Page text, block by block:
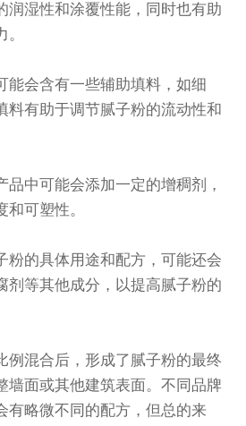
润湿性和涂覆性能，同时也有助
能会含有一些辅助填料，如细
料有助于调节腻子粉的流动性和
品中可能会添加一定的增稠剂，
和可塑性。
粉的具体用途和配方，可能还会
剂等其他成分，以提高腻子粉的
例混合后，形成了腻子粉的最终
墙面或其他建筑表面。不同品牌
有略微不同的配方，但总的来